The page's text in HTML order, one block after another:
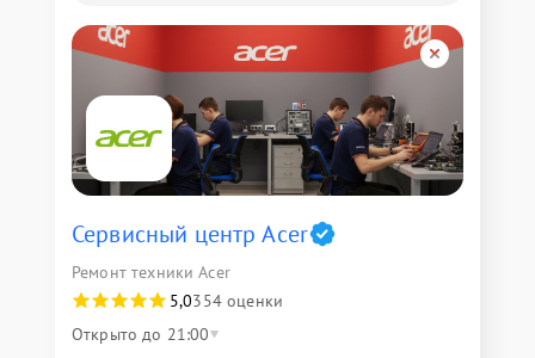
Сервисный центр Acer
Ремонт техники Acer
5,0354 оценки
Открыто до 21:00